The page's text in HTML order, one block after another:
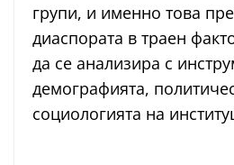
групи, и именно това
диаспората в траен
да се анализира с
демографията,
социологията на